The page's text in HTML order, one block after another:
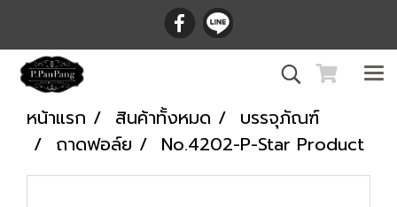
หน้าแรก สินค้าทั้งหมด
บรรจุภัณฑ์
ถาดฟอล์ย
No.4202-P-Star Product